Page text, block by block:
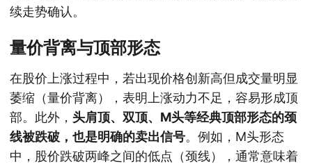
续走势确认。
量价背离与顶部形态
在股价上涨过程中，若出现价格创新高但成交量明显
萎缩（量价背离），表明上涨动力不足，容易形成顶
部。此外， 头肩顶、双顶、M头等经典顶部形态的颈
线被跌破，也是明确的卖出信号。例如，M头形态
中，股价跌破两峰之间的低点（颈线），通常意味着